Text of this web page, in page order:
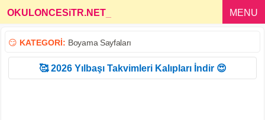
OKULONCESiTR.NET MENU
😏 KATEGORİ: Boyama Sayfaları
🥰 2026 Yılbaşı Takvimleri Kalıpları İndir 😍